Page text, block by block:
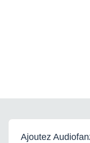
Ajoutez